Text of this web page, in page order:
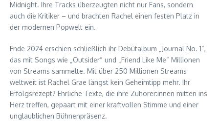
Midnight. Ihre Tracks überzeugten nicht nur Fans, sondern
auch die Kritiker – und brachten Rachel einen festen Platz in
der modernen Popwelt ein.
Ende 2024 erschien schließlich ihr Debütalbum „Journal No. 1“,
das mit Songs wie „Outsider“ und „Friend Like Me“ Millionen
von Streams sammelte. Mit über 250 Millionen Streams
weltweit ist Rachel Grae längst kein Geheimtipp mehr. Ihr
Erfolgsrezept? Ehrliche Texte, die ihre Zuhörer:innen mitten ins
Herz treffen, gepaart mit einer kraftvollen Stimme und einer
unglaublichen Bühnenpräsenz.